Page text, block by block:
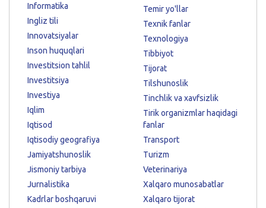
Informatika
Ingliz tili
Innovatsiyalar
Inson huquqlari
Investitsion tahlil
Investitsiya
Investiya
Iqlim
Iqtisod
Iqtisodiy geografiya
Jamiyatshunoslik
Jismoniy tarbiya
Jurnalistika
Kadrlar boshqaruvi
Temir yo'llar
Texnik fanlar
Texnologiya
Tibbiyot
Tijorat
Tilshunoslik
Tinchlik va xavfsizlik
Tirik organizmlar haqidagi
fanlar
Transport
Turizm
Veterinariya
Xalqaro munosabatlar
Xalqaro tijorat